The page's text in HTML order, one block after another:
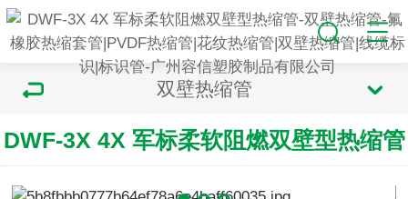
双壁热缩管
DWF-3X 4X 军标柔软阻燃双壁型热缩管